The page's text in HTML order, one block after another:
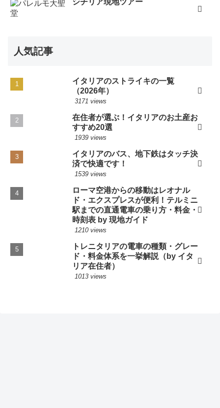
シチリア現地ツアー
人気記事
イタリアのストライキの一覧
（2026年）
3171 views
在住者が選ぶ！イタリアのお土産お
すすめ20選
1939 views
イタリアのバス、地下鉄はタッチ決
済で快適です！
1539 views
ローマ空港からの移動はレオナル
ド・エクスプレスが便利！テルミニ
駅までの直通電車の乗り方・料金・
時刻表 by 現地ガイド
1210 views
トレニタリアの電車の種類・グレー
ド・料金体系を一挙解説（by イタ
リア在住者）
1013 views